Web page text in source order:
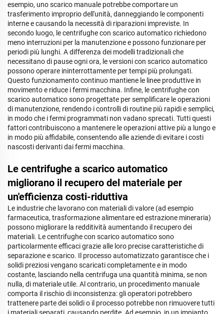
esempio, uno scarico manuale potrebbe comportare un
trasferimento improprio dell'unità, danneggiando le componenti
interne e causando la necessità di riparazioni impreviste. In
secondo luogo, le centrifughe con scarico automatico richiedono
meno interruzioni per la manutenzione e possono funzionare per
periodi più lunghi. A differenza dei modelli tradizionali che
necessitano di pause ogni ora, le versioni con scarico automatico
possono operare ininterrottamente per tempi più prolungati.
Questo funzionamento continuo mantiene le linee produttive in
movimento e riduce i fermi macchina. Infine, le centrifughe con
scarico automatico sono progettate per semplificare le operazioni
di manutenzione, rendendo i controlli di routine più rapidi e semplici,
in modo che i fermi programmati non vadano sprecati. Tutti questi
fattori contribuiscono a mantenere le operazioni attive più a lungo e
in modo più affidabile, consentendo alle aziende di evitare i costi
nascosti derivanti dai fermi macchina.
Le centrifughe a scarico automatico
migliorano il recupero del materiale per
un'efficienza costi-riduttiva
Le industrie che lavorano con materiali di valore (ad esempio
farmaceutica, trasformazione alimentare ed estrazione mineraria)
possono migliorare la redditività aumentando il recupero dei
materiali. Le centrifughe con scarico automatico sono
particolarmente efficaci grazie alle loro precise caratteristiche di
separazione e scarico. Il processo automatizzato garantisce che i
solidi preziosi vengano scaricati completamente e in modo
costante, lasciando nella centrifuga una quantità minima, se non
nulla, di materiale utile. Al contrario, un procedimento manuale
comporta il rischio di inconsistenza: gli operatori potrebbero
trattenere parte dei solidi o il processo potrebbe non rimuovere tutti